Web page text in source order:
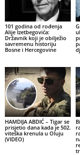
101 godina od rođenja
Alije Izetbegovića:
Državnik koji je obilježio
savremenu historiju
Bosne i Hercegovine
HAMDIJA ABDIĆ – Tigar se
prisjetio dana kada je 502.
viteška krenula u Oluju
(VIDEO)